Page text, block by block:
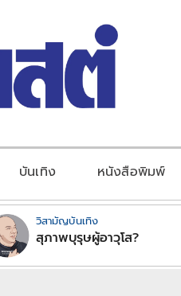
บันเทิง หนังสือพิมพ์
วิสามัญบันเทิง
สุภาพบุรุษผู้อาวุโส?